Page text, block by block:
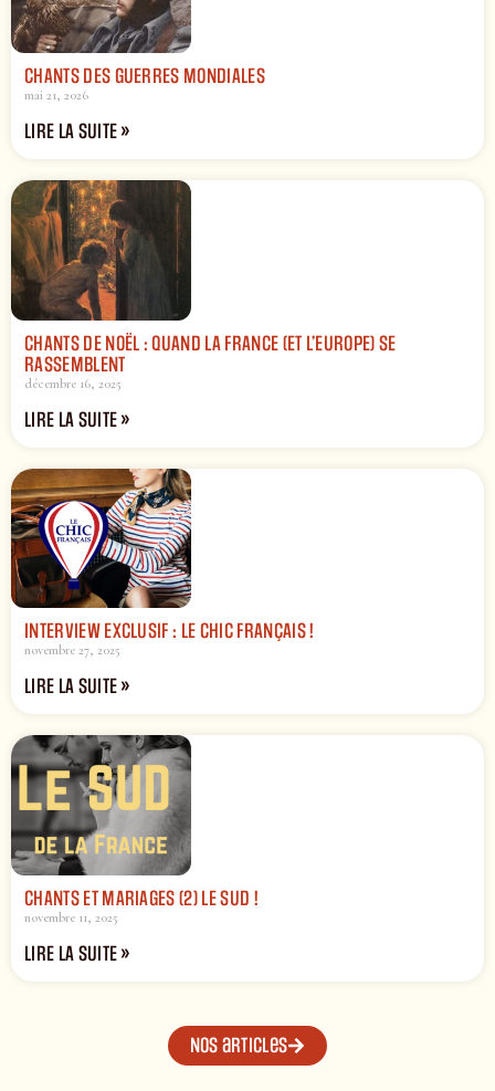
CHANTS DES GUERRES MONDIALES
mai 21, 2026
LIRE LA SUITE »
CHANTS DE NOËL : QUAND LA FRANCE (ET L’EUROPE) SE
RASSEMBLENT
décembre 16, 2025
LIRE LA SUITE »
INTERVIEW EXCLUSIF : LE CHIC FRANÇAIS !
novembre 27, 2025
LIRE LA SUITE »
CHANTS ET MARIAGES (2) LE SUD !
novembre 11, 2025
LIRE LA SUITE »
Nos articles